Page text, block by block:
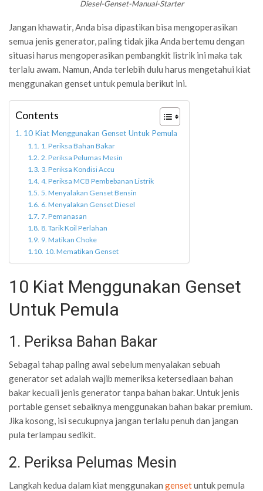
Diesel-Genset-Manual-Starter
Jangan khawatir, Anda bisa dipastikan bisa mengoperasikan
semua jenis generator, paling tidak jika Anda bertemu dengan
situasi harus mengoperasikan pembangkit listrik ini maka tak
terlalu awam. Namun, Anda terlebih dulu harus mengetahui kiat
menggunakan genset untuk pemula berikut ini.
Contents
10 Kiat Menggunakan Genset Untuk Pemula
1. Periksa Bahan Bakar
2. Periksa Pelumas Mesin
3. Periksa Kondisi Accu
4. Periksa MCB Pembebanan Listrik
5. Menyalakan Genset Bensin
6. Menyalakan Genset Diesel
7. Pemanasan
8. Tarik Koil Perlahan
9. Matikan Choke
10. Mematikan Genset
10 Kiat Menggunakan Genset
Untuk Pemula
1. Periksa Bahan Bakar
Sebagai tahap paling awal sebelum menyalakan sebuah
generator set adalah wajib memeriksa ketersediaan bahan
bakar kecuali jenis generator tanpa bahan bakar. Untuk jenis
portable genset sebaiknya menggunakan bahan bakar premium.
Jika kosong, isi secukupnya jangan terlalu penuh dan jangan
pula terlampau sedikit.
2. Periksa Pelumas Mesin
Langkah kedua dalam kiat menggunakan gensetuntuk pemula